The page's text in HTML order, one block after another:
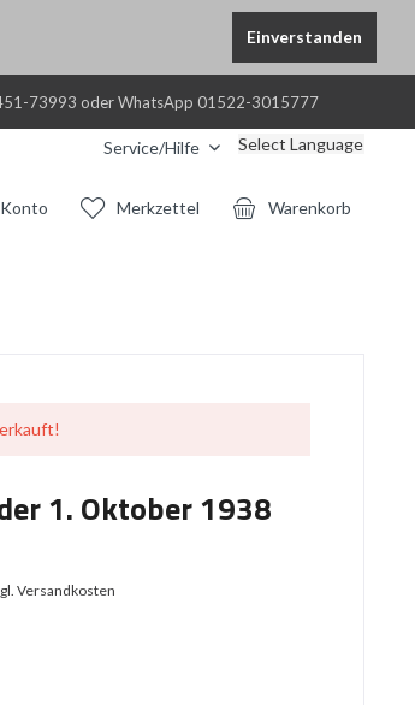
Einverstanden
73993 oder WhatsApp 01522-3015777
Service/Hilfe Select Language
Warenkorb
Merkzettel
1. Oktober 1938
Versandkosten